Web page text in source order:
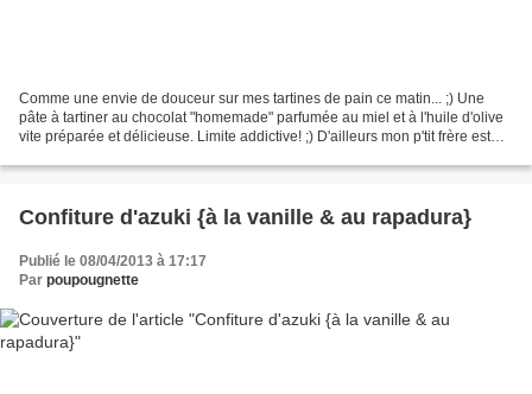
Comme une envie de douceur sur mes tartines de pain ce matin... ;) Une
pâte à tartiner au chocolat "homemade" parfumée au miel et à l'huile d'olive
vite préparée et délicieuse. Limite addictive! ;) D'ailleurs mon p'tit frère est
Confiture d'azuki {à la vanille & au rapadura}
Publié le 08/04/2013 à 17:17
Par poupougnette